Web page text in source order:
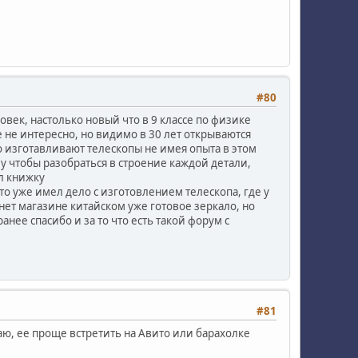
#80
настолько новый что в 9 классе по физике
интересно, но видимо в 30 лет открываются
телескопы не имея опыта в этом
разобраться в строение каждой детали,
книжку
уже имел дело с изготовлением телескопа, где у
магазине китайском уже готовое зеркало, но
спасибо и за то что есть такой форум с
#81
ее проще встретить на Авито или барахолке